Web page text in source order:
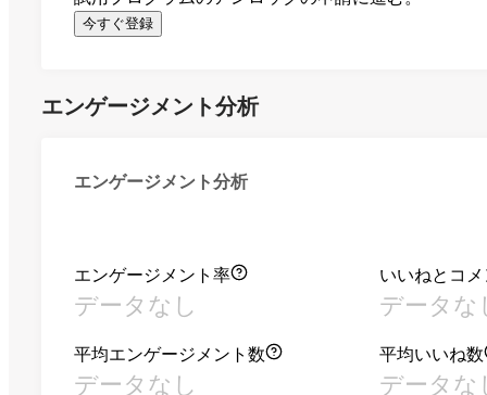
今すぐ登録
エンゲージメント分析
エンゲージメント分析
エンゲージメント率
データなし
いいねとコ
データな
平均エンゲージメント数
データなし
平均いいね数
データな